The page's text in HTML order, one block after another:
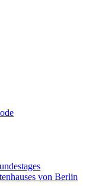
von Berlin